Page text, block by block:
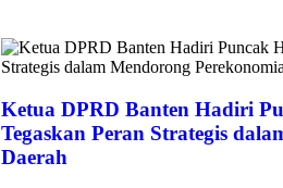
Ketua DPRD Banten Hadiri
Tegaskan Peran Strategis
Daerah